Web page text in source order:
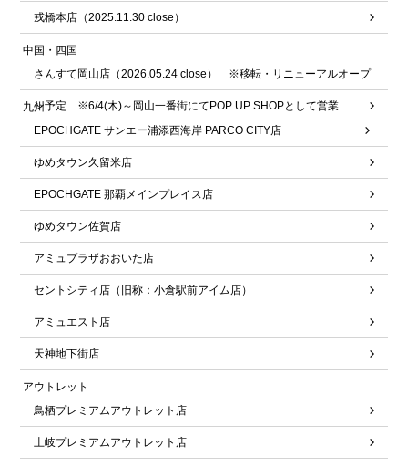
戎橋本店（2025.11.30 close）
中国・四国
さんすて岡山店（2026.05.24 close） ※移転・リニューアルオープ
ン予定 ※6/4(木)～岡山一番街にてPOP UP SHOPとして営業
九州
EPOCHGATE サンエー浦添西海岸 PARCO CITY店
ゆめタウン久留米店
EPOCHGATE 那覇メインプレイス店
ゆめタウン佐賀店
アミュプラザおおいた店
セントシティ店（旧称：小倉駅前アイム店）
アミュエスト店
天神地下街店
アウトレット
鳥栖プレミアムアウトレット店
土岐プレミアムアウトレット店